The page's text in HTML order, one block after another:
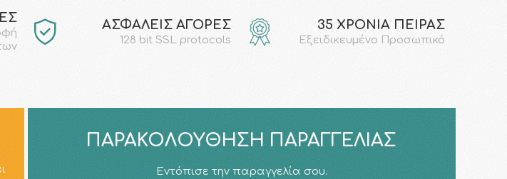
AΣΦΑΛΕΙΣ ΑΓΟΡΕΣ
128 bit SSL protocols
35 ΧΡΟΝΙΑ ΠΕΙΡΑΣ
Εξειδικευμένο Προσωπικό
ΠΑΡΑΚΟΛΟΎΘΗΣΗ ΠΑΡΑΓΓΕΛΊΑΣ
Εντόπισε την παραγγελία σου.